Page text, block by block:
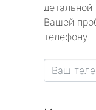
детальной
Вашей
телефону.